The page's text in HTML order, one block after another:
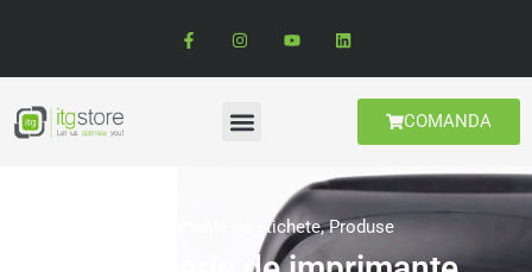
COMANDA
Imprimante de etichete,Produse